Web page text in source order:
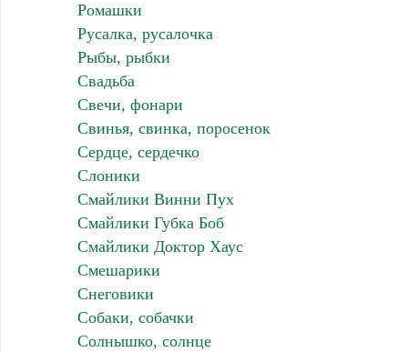
Ромашки
Русалка, русалочка
Рыбы, рыбки
Свадьба
Свечи, фонари
Свинья, свинка, поросенок
Сердце, сердечко
Слоники
Смайлики Винни Пух
Смайлики Губка Боб
Смайлики Доктор Хаус
Смешарики
Снеговики
Собаки, собачки
Солнышко, солнце